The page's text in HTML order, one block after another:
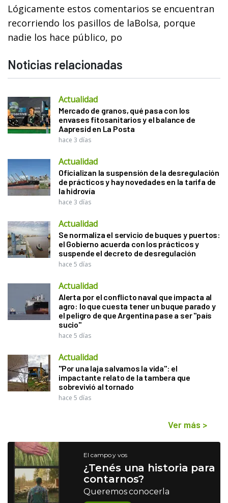
Lógicamente estos comentarios se encuentran
recorriendo los pasillos de laBolsa, porque
nadie los hace público, po
Noticias relacionadas
Actualidad
Mercado de granos, qué pasa con los
envases fitosanitarios y el balance de
Aapresid en La Posta
hace 3 días
Actualidad
Oficializan la suspensión de la desregulación
de prácticos y hay novedades en la tarifa de
la hidrovía
hace 3 días
Actualidad
Se normaliza el servicio de buques y puertos:
el Gobierno acuerda con los prácticos y
suspende el decreto de desregulación
hace 5 días
Actualidad
Alerta por el conflicto naval que impacta al
agro: lo que cuesta tener un buque parado y
el peligro de que Argentina pase a ser "país
sucio"
hace 5 días
Actualidad
"Por una laja salvamos la vida": el
impactante relato de la tambera que
sobrevivió al tornado
hace 5 días
Ver más >
El campo y vos
¿Tenés una historia para
contarnos?
Queremos conocerla